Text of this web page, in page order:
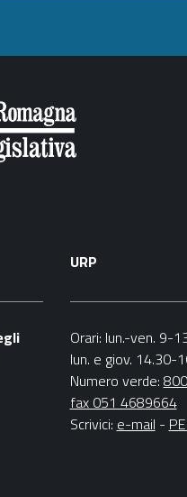
URP
Orari: lun.-ven. 9-
lun. e giov. 14.30-
Numero verde:
fax 051 4689664
Scrivici: e-mail -